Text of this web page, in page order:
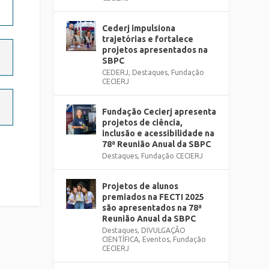
Cederj impulsiona
trajetórias e fortalece
projetos apresentados na
SBPC
CEDERJ, Destaques, Fundação
CECIERJ
Fundação Cecierj apresenta
projetos de ciência,
inclusão e acessibilidade na
78ª Reunião Anual da SBPC
Destaques, Fundação CECIERJ
Projetos de alunos
premiados na FECTI 2025
são apresentados na 78ª
Reunião Anual da SBPC
Destaques, DIVULGAÇÃO
CIENTÍFICA, Eventos, Fundação
CECIERJ